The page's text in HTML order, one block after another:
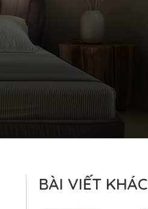
BÀI VIẾT KHÁC